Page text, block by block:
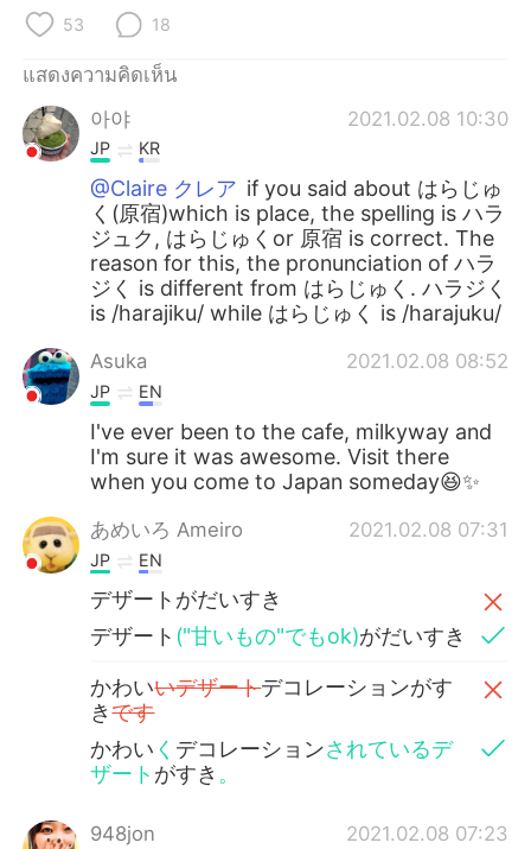
53 18
แสดงความคิดเห็น
아야
2021.02.08 10:30
JP KR
@Claire クレア if you said about はらじゅ
く(原宿)which is place, the spelling is ハラ
ジュク, はらじゅくor 原宿 is correct. The
reason for this, the pronunciation of ハラ
ジく is different from はらじゅく. ハラジく
is /harajiku/ while はらじゅく is /harajuku/
Asuka 2021.02.08 08:52
JP EN
I've ever been to the cafe, milkyway and
I'm sure it was awesome. Visit there
when you come to Japan someday😆✨
あめいろ Ameiro 2021.02.08 07:31
JP EN
デザートがだいすき
デザート ("甘いもの"でもok)がだいすき
かわいいデザートデコレーションがす
きです
かわい く デコレーションされているデ
ザート がすき 。
948jon 2021.02.08 07:23